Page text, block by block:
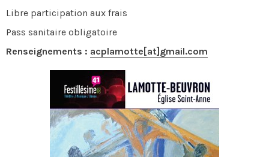
Libre participation aux frais
Pass sanitaire obligatoire
Renseignements : acplamotte[at]gmail.com